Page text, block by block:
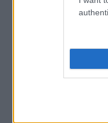
Με κόσμο το